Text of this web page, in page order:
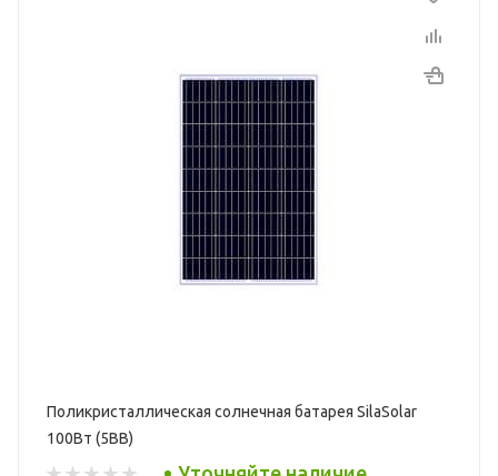
Поликристаллическая солнечная батарея SilaSolar
100Вт (5BB)